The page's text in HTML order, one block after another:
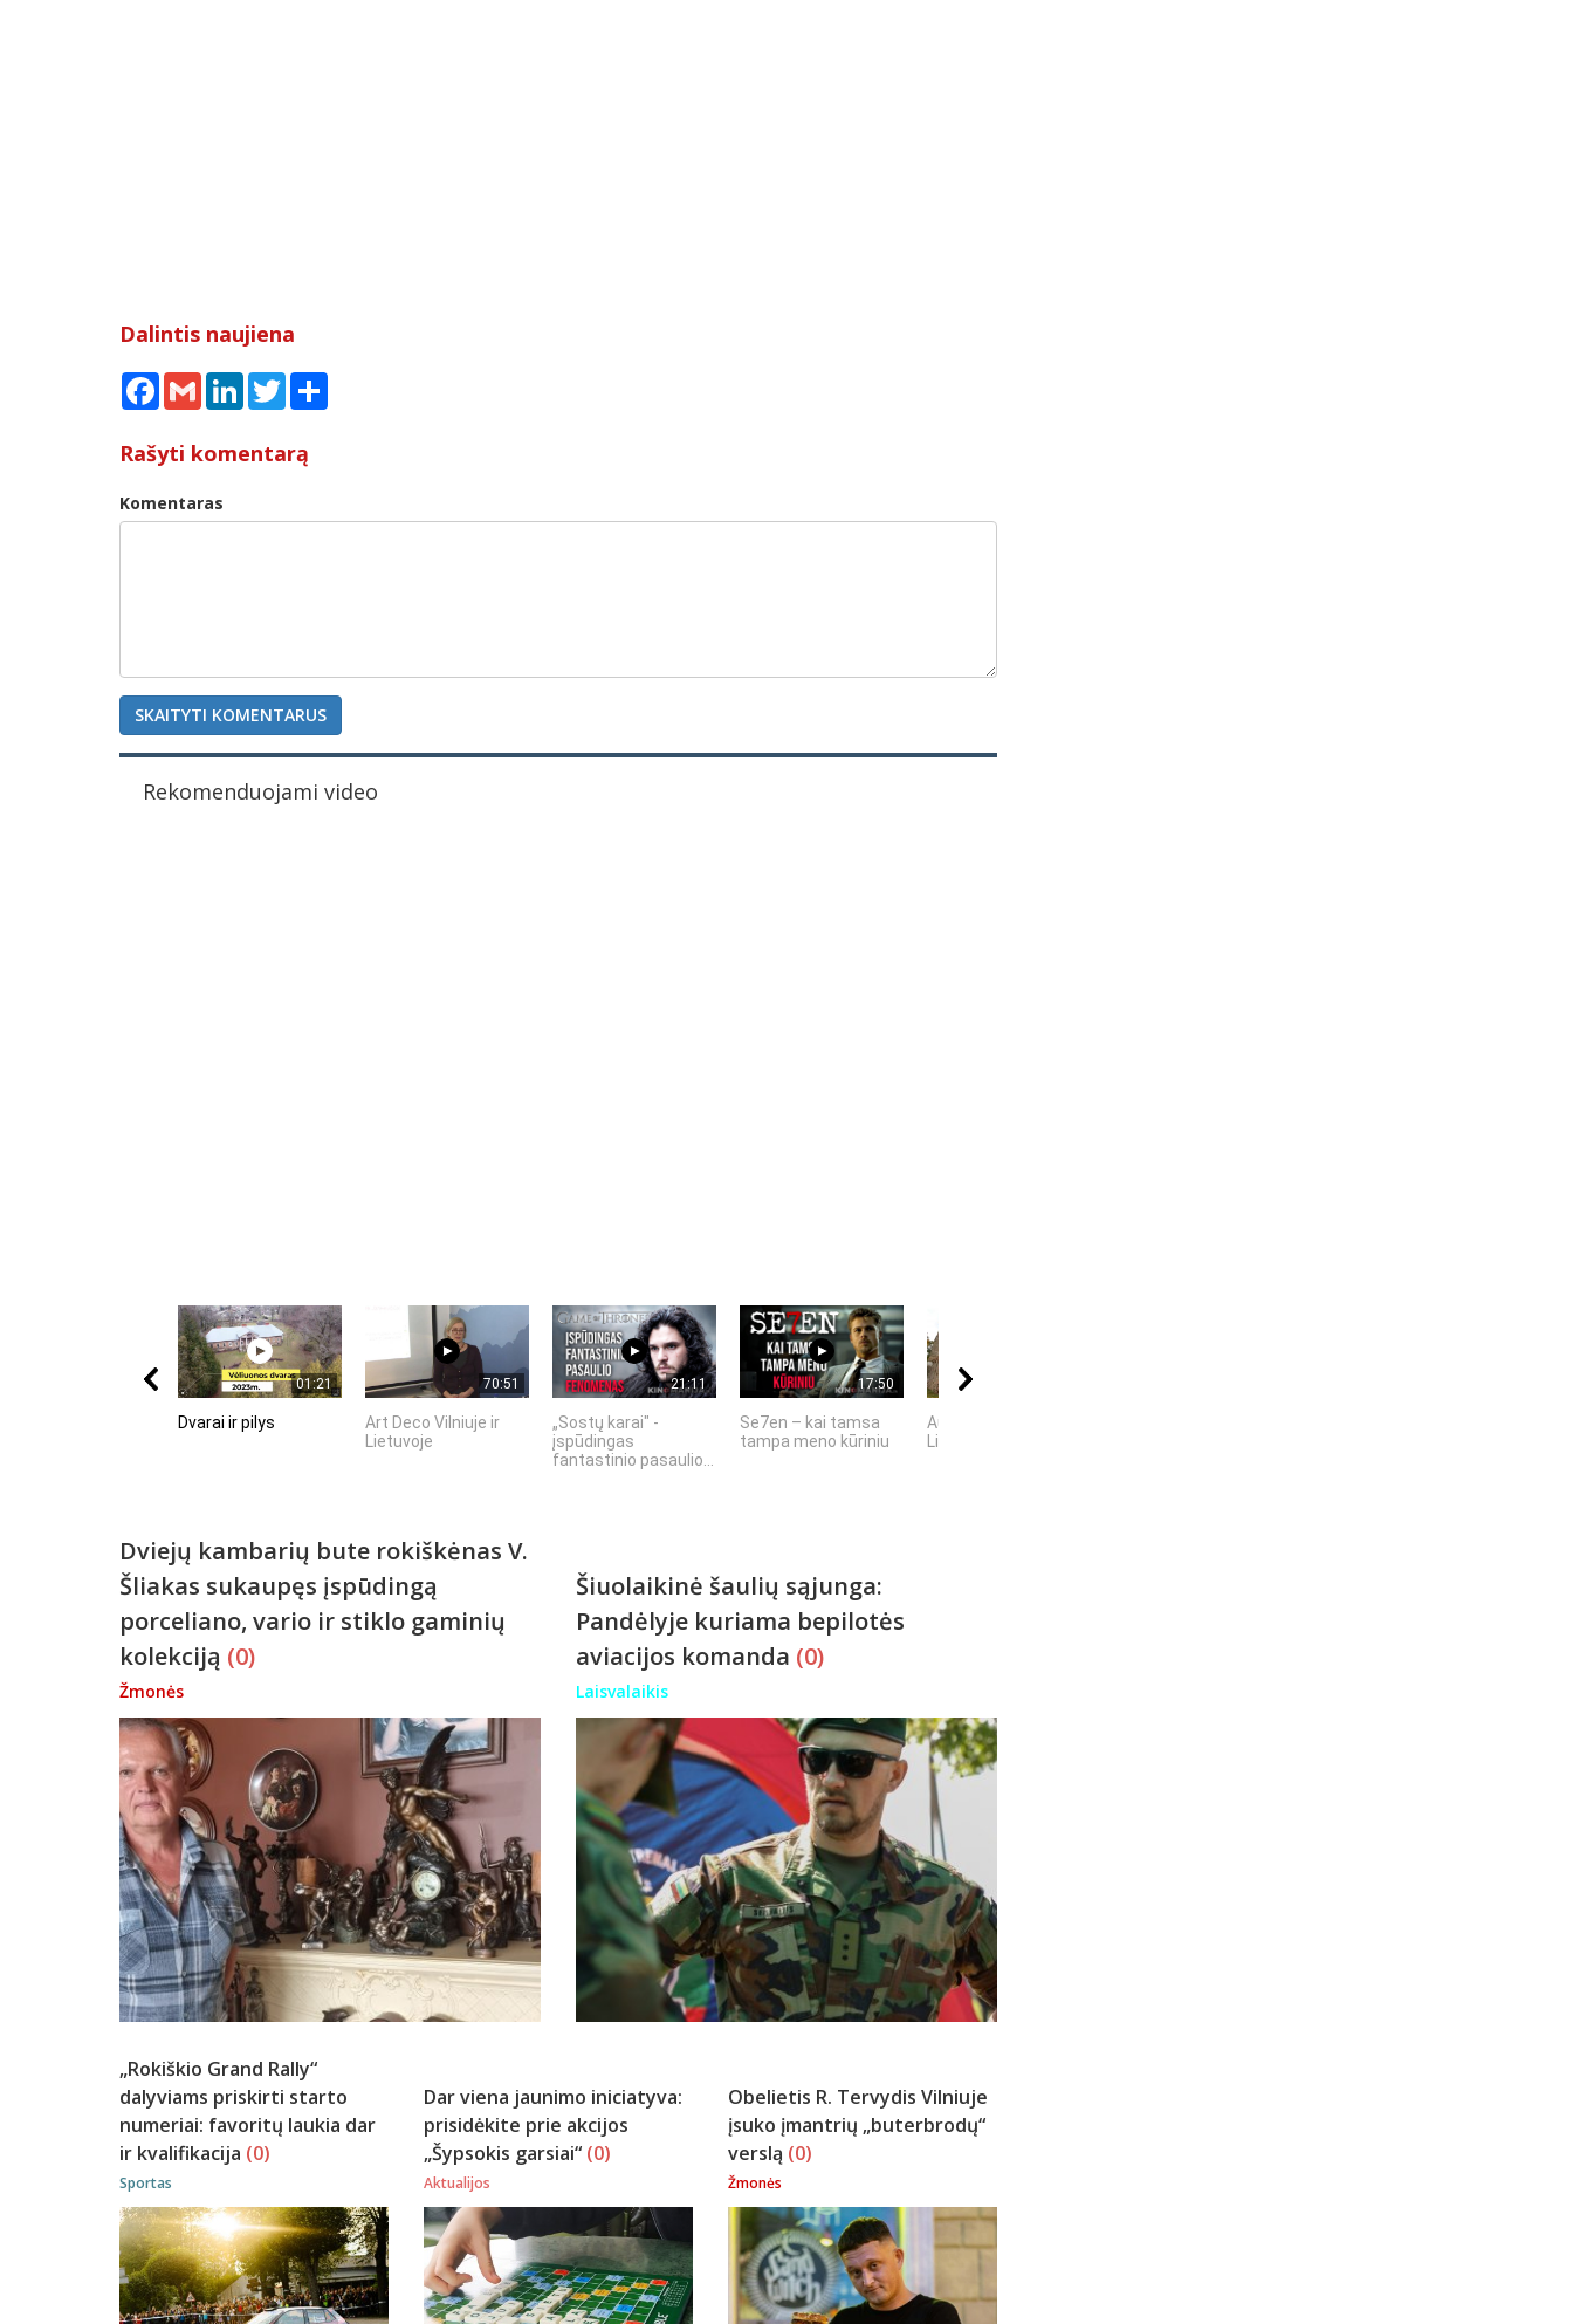
Dalintis naujiena
FacebookGmail LinkedInTwitter
Rašyti komentarą
Komentaras
SKAITYTI KOMENTARUS
Rekomenduojami video
01:21
Dvarai ir pilys
70:51
Art Deco Vilniuje ir
Lietuvoje
21:11
„Sostų karai" -
įspūdingas
fantastinio pasaulio...
17:50
Se7en – kai tamsa
tampa meno kūriniu
Autorius Saulius
Lisauskas
Dviejų kambarių bute rokiškėnas V.
Šliakas sukaupęs įspūdingą
porceliano, vario ir stiklo gaminių
kolekciją (0)
Žmonės
Šiuolaikinė šaulių sąjunga:
Pandėlyje kuriama bepilotės
aviacijos komanda (0)
Laisvalaikis
„Rokiškio Grand Rally“
dalyviams priskirti starto
numeriai: favoritų laukia dar
ir kvalifikacija (0)
Sportas
Dar viena jaunimo iniciatyva:
prisidėkite prie akcijos
„Šypsokis garsiai“ (0)
Aktualijos
Obelietis R. Tervydis Vilniuje
įsuko įmantrių „buterbrodų“
verslą (0)
Žmonės